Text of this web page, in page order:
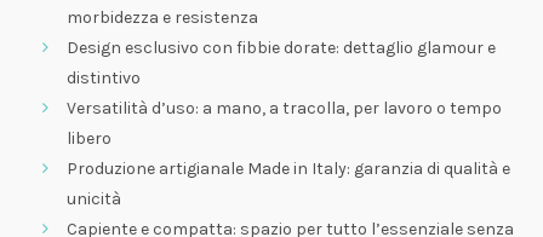
morbidezza e resistenza
Design esclusivo con fibbie dorate: dettaglio glamour e
distintivo
Versatilità d’uso: a mano, a tracolla, per lavoro o tempo
libero
Produzione artigianale Made in Italy: garanzia di qualità e
unicità
Capiente e compatta: spazio per tutto l’essenziale senza